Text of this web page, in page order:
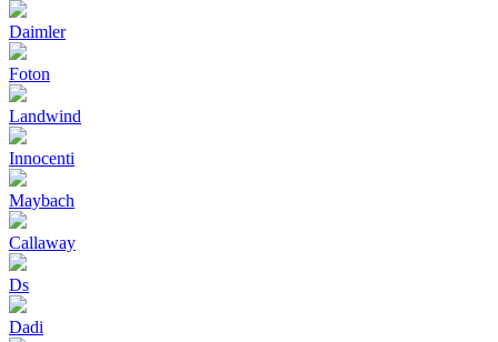
Daimler
Foton
Landwind
Innocenti
Maybach
Callaway
Ds
Dadi